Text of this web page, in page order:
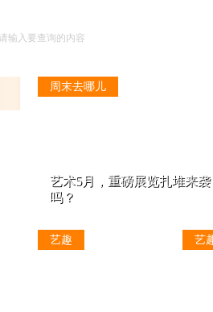
周末去哪儿
艺术5月，重磅展览扎堆来
吗？
艺趣 艺